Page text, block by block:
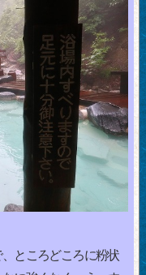
ところどころに粉状